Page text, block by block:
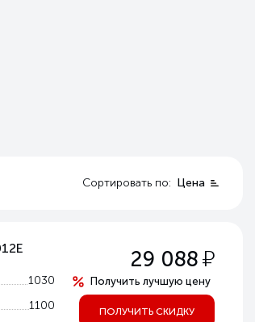
Сортировать по: Цена
1030
1100
29 088у
Получить лучшую цену
ПОЛУЧИТЬ СКИДКУ